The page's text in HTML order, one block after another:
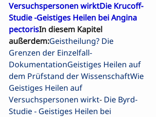
Versuchspersonen wirktDie Krucoff-
Studie -Geistiges Heilen bei Angina
pectorisIn diesem Kapitel
außerdem:Geistheilung? Die
Grenzen der Einzelfall-
DokumentationGeistiges Heilen auf
dem Prüfstand der WissenschaftWie
Geistiges Heilen auf
Versuchspersonen wirkt- Die Byrd-
Studie - Geistiges Heilen bei